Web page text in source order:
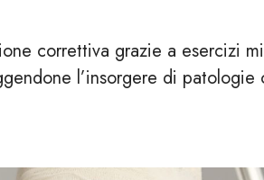
correttiva grazie a esercizi
l’insorgere di patologie